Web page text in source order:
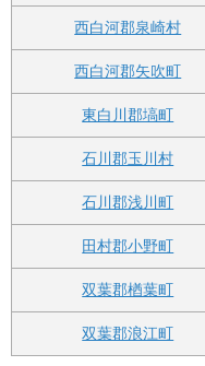
西白河郡泉崎村
西白河郡矢吹町
東白川郡塙町
石川郡玉川村
石川郡浅川町
田村郡小野町
双葉郡楢葉町
双葉郡浪江町